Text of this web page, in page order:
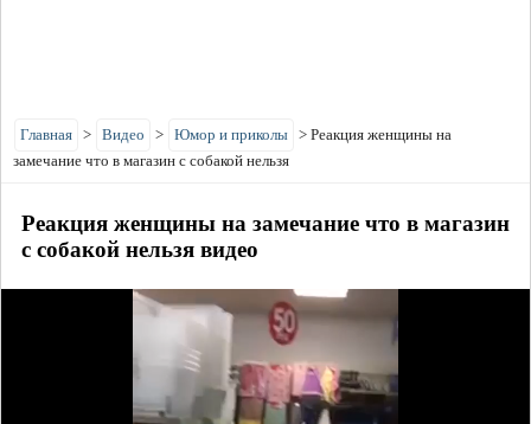
Главная > Видео > Юмор и приколы > Реакция женщины на
замечание что в магазин с собакой нельзя
Реакция женщины на замечание что в магазин
с собакой нельзя видео